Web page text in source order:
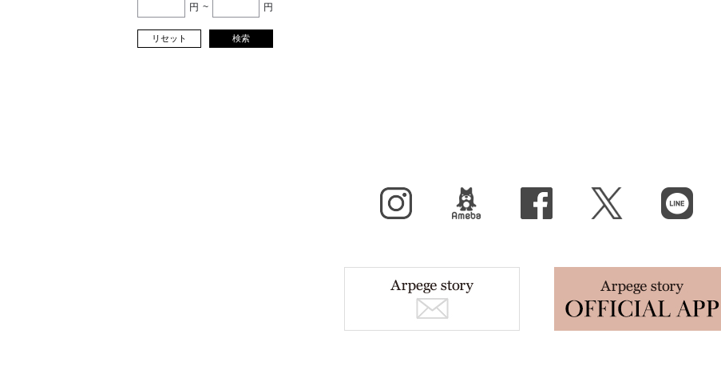
円 ~ 円
リセット 検索
X（旧Twitter）